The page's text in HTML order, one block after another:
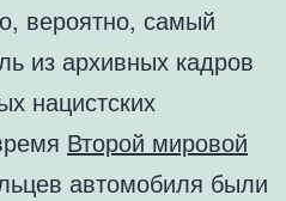
вероятно, самый
из архивных кадров
нацистских
Второй мировой
автомобиля были